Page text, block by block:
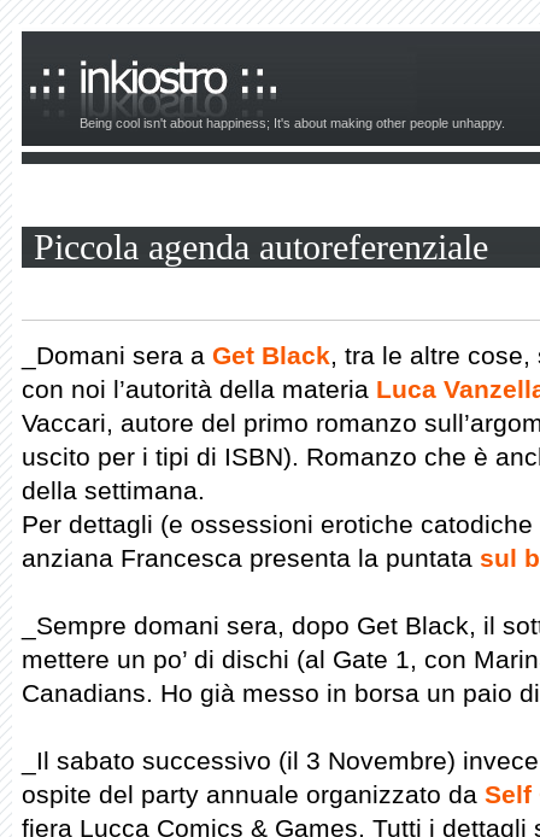
Being cool isn't about happiness; It's about making other people unhappy.
Piccola agenda autoreferenziale
_Domani sera a Get Black, tra le altre
con noi l’autorità della materia Luca
Vaccari, autore del primo romanzo
uscito per i tipi di ISBN). Romanzo che è
della settimana.
Per dettagli (e ossessioni erotiche
anziana Francesca presenta la puntata sul
_Sempre domani sera, dopo Get Black, il
mettere un po’ di dischi (al Gate 1, con
Canadians. Ho già messo in borsa un paio
_Il sabato successivo (il 3 Novembre)
ospite del party annuale organizzato da Self
fiera Lucca Comics & Games. Tutti i dettagli